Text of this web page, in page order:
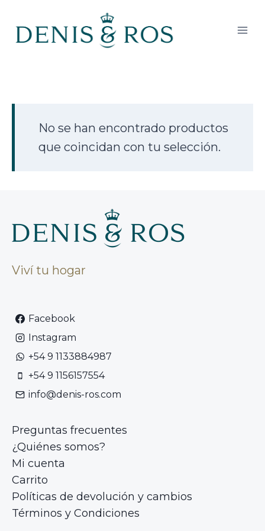
contenido
No se han encontrado productos
que coincidan con tu selección.
Viví tu hogar
Facebook
Instagram
+54 9 1133884987
+54 9 1156157554
info@denis-ros.com
Preguntas frecuentes
¿Quiénes somos?
Mi cuenta
Carrito
Políticas de devolución y cambios
Términos y Condiciones